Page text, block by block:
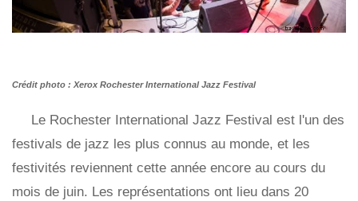
Crédit photo : Xerox Rochester International Jazz Festival
Le Rochester International Jazz Festival est l'un des
festivals de jazz les plus connus au monde, et les
festivités reviennent cette année encore au cours du
mois de juin. Les représentations ont lieu dans 20